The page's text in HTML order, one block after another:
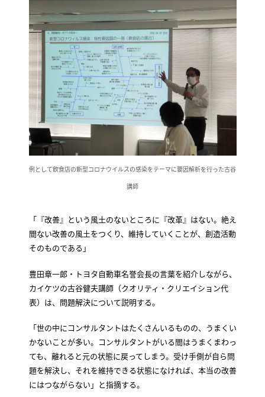
例として飲食店の新型コロナウイルスの感染をテーマに要因解析を行った古谷
講師
「『改善』という風土のないところに『改革』はない。絶え
間ない改善の風土をつくり、維持していくことが、創造活動
そのものである」
豊田章一郎・トヨタ自動車名誉会長の言葉を紹介しながら、
カイケツの古谷健夫講師（クオリティ・クリエイション代
表）は、問題解決について説明する。
「世の中にコンサルタントはたくさんいるものの、うまくい
かないことが多い。コンサルタントがいる間はうまくまわっ
ても、離れると元の状態に戻ってしまう。受け手側が自ら問
題を解決し、それを維持できる状態になければ、本当の改善
にはつながらない」と指摘する。